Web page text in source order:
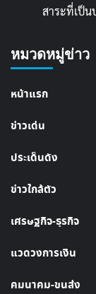
สาระที่เป็
หมวดหมู่ข่าว
หน้าแรก
ข่าวเด่น
ประเด็นดัง
ข่าวใกล้ตัว
เศรษฐกิจ-ธุรกิจ
แวดวงการเงิน
คมนาคม-ขนส่ง